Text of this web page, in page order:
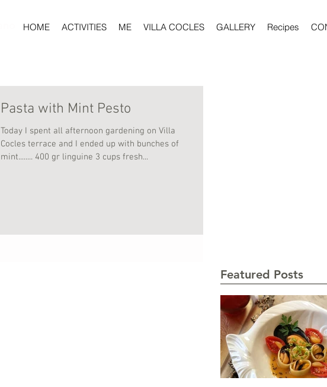
HOME ACTIVITIES ME VILLA COCLES GALLERY Recipes
Pasta with Mint Pesto
Today I spent all afternoon gardening on Villa
Cocles terrace and I ended up with bunches of
mint........ 400 gr linguine 3 cups fresh...
Featured Posts